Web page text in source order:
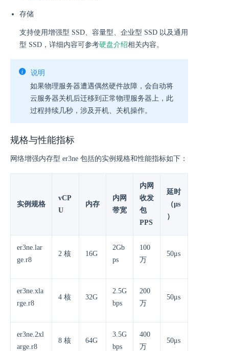
存储
支持使用增强型 SSD、容量型、企业型 SSD 以及通用
型 SSD，详细内容可参考硬盘介绍相关内容。
说明
如果物理服务器遭遇偶然硬件故障，会自动将
云服务器关机后迁移到正常物理服务器上，此
过程持续几秒，涉及开机、关机操作。
规格与性能指标
网络增强内存型 er3ne 包括的实例规格和性能指标如下：
实例规格
vCP
U
内存
内网
带宽
内网
收发
包
PPS
延时
（μs
）
er3ne.lar
ge.r8
2 核 16G
2Gb
ps
100
万
50μs
er3ne.xla
rge.r8
4 核 32G
2.5G
bps
200
万
50μs
er3ne.2xl
arge.r8
8 核 64G
3.5G
bps
400
万
50μs